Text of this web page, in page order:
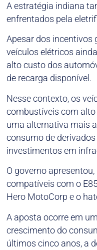
A estratégia indiana
enfrentados pela
Apesar dos incentivos
veículos elétricos
alto custo dos
de recarga disponível.
Nesse contexto, os
combustíveis com
uma alternativa mais
consumo de
investimentos em
O governo
compatíveis com o
Hero MotoCorp e o
A aposta ocorre em
crescimento do
últimos cinco anos, a